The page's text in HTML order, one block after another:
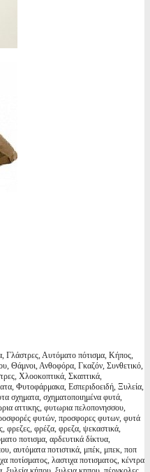
Γλάστρες, Αυτόματο πότισμα, Κήπος,
Θάμνοι, Ανθοφόρα, Γκαζόν, Συνθετικό,
Χλοοκοπτικά, Σκαπτικά,
Φυτοφάρμακα, Εσπεριδοειδή, Ξυλεία,
σχηματα, σχηματοποιημένα φυτά,
αττικης, φυτωρια πελοπονησσου,
φυτών, προσφορες φυτων, φυτά
φρεζες, φρέζα, φρεζα, ψεκαστικά,
ποτισμα, αρδευτικά δίκτυα,
αυτόματα ποτιστικά, μπέκ, μπεκ, ποπ
ποτίσματος, λαστιχα ποτισματος, κέντρα